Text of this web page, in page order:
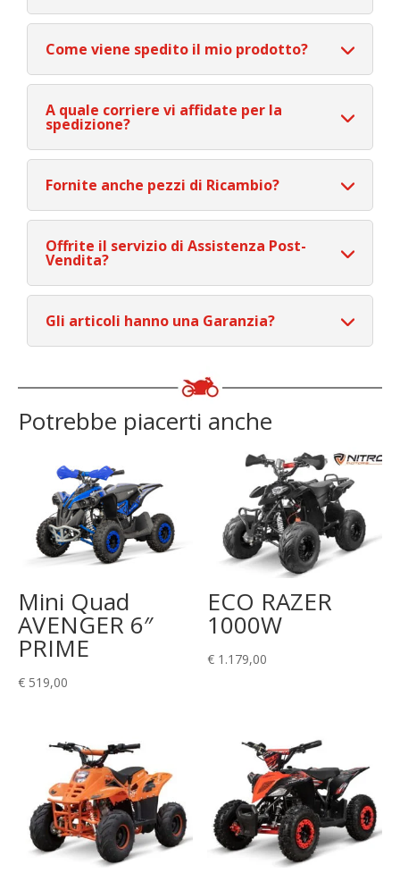
Come viene spedito il mio prodotto?
A quale corriere vi affidate per la
spedizione?
Fornite anche pezzi di Ricambio?
Offrite il servizio di Assistenza Post-
Vendita?
Gli articoli hanno una Garanzia?
Potrebbe piacerti anche
Mini Quad
AVENGER 6″
PRIME
€ 519,00
ECO RAZER
1000W
€ 1.179,00